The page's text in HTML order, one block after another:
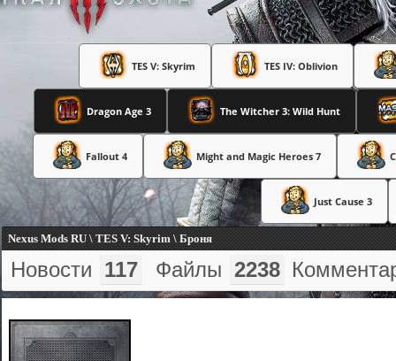
TES V: Skyrim TES IV: Oblivion
Dragon Age 3 The Witcher 3: Wild Hunt
Fallout 4 Might and Magic Heroes 7
Just Cause 3
Nexus Mods RU \ TES V: Skyrim \ Броня
Новости 117 Файлы 2238